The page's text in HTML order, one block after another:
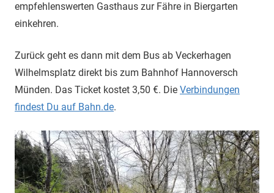
empfehlenswerten Gasthaus zur Fähre in Biergarten
einkehren.
Zurück geht es dann mit dem Bus ab Veckerhagen
Wilhelmsplatz direkt bis zum Bahnhof Hannoversch
Münden. Das Ticket kostet 3,50 €. Die Verbindungen
findest Du auf Bahn.de.